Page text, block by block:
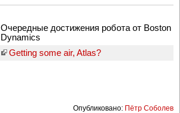
Очередные достижения робота от Boston
Dynamics
Getting some air, Atlas?
Опубликовано: Пётр Соболев